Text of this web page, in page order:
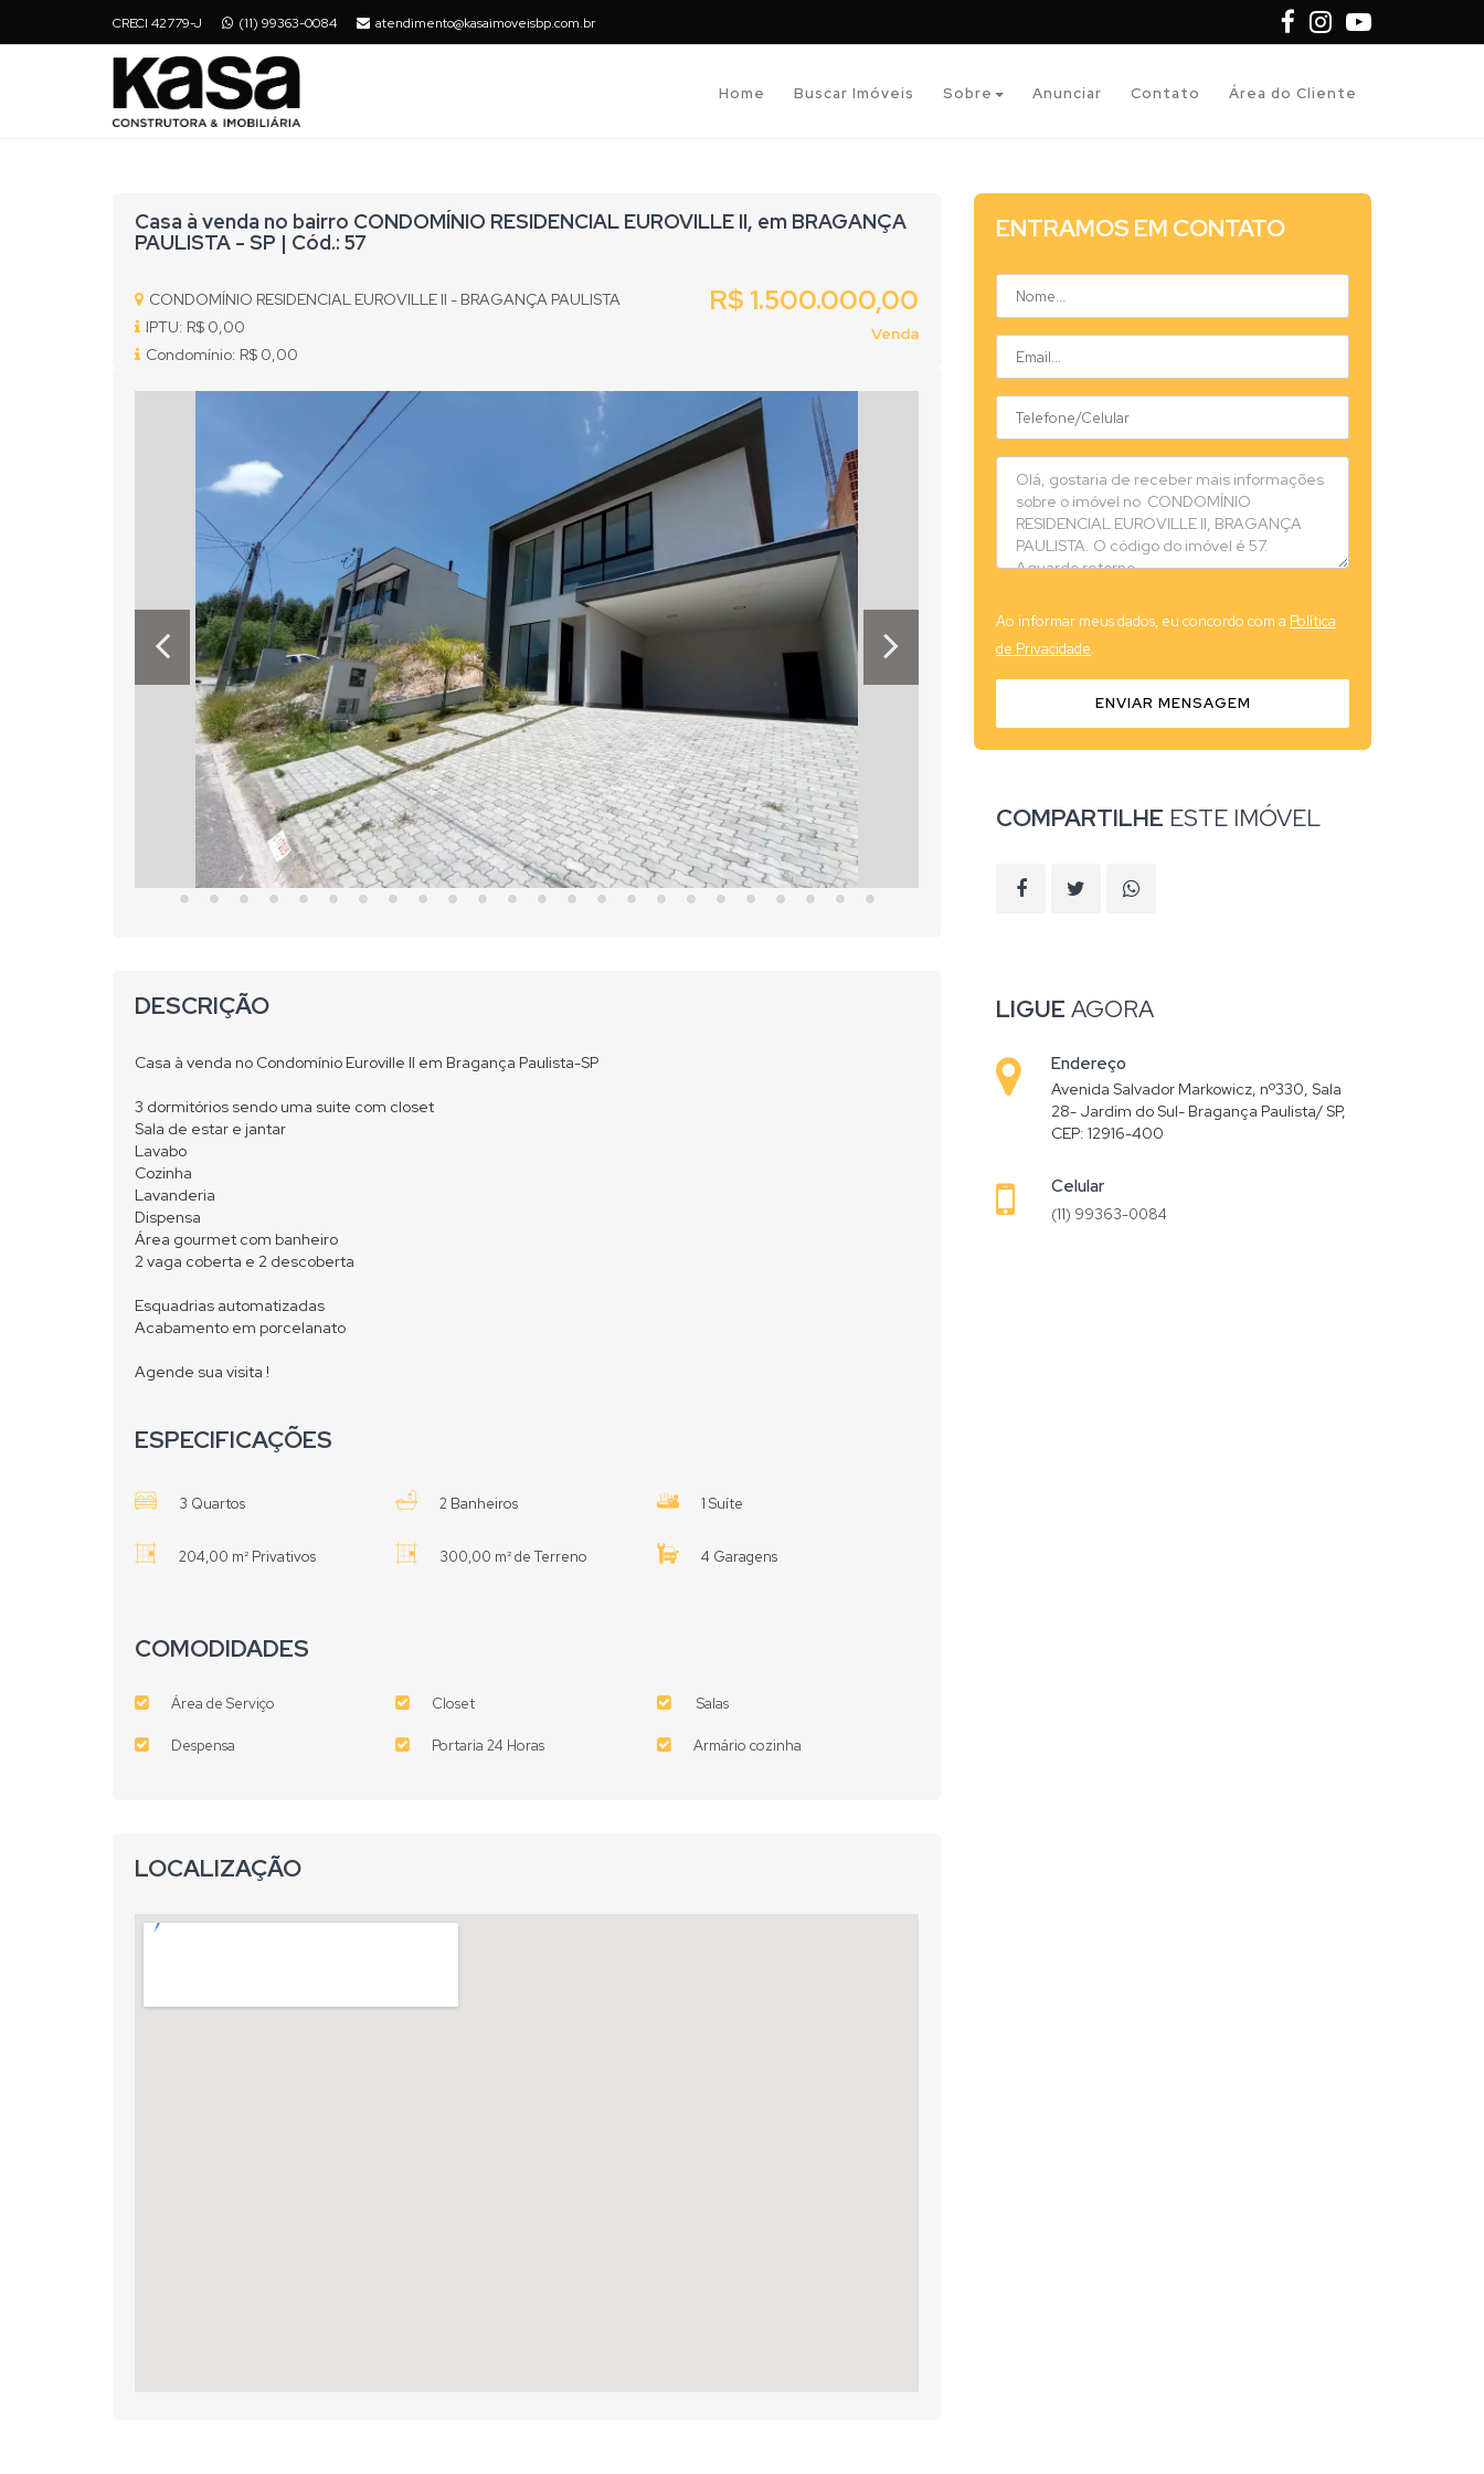
CRECI 42779-J (11) 99363-0084 atendimento@kasaimoveisbp.com.br
Home Buscar Imóveis Sobre Anunciar Contato Área do Cliente
Casa à venda no bairro CONDOMÍNIO RESIDENCIAL EUROVILLE II, em BRAGANÇA
PAULISTA - SP | Cód.: 57
CONDOMÍNIO RESIDENCIAL EUROVILLE II - BRAGANÇA PAULISTA
IPTU: R$ 0,00
Condomínio: R$ 0,00
R$ 1.500.000,00
Venda
DESCRIÇÃO
Casa à venda no Condomínio Euroville II em Bragança Paulista-SP
3 dormitórios sendo uma suite com closet
Sala de estar e jantar
Lavabo
Cozinha
Lavanderia
Dispensa
Área gourmet com banheiro
2 vaga coberta e 2 descoberta
Esquadrias automatizadas
Acabamento em porcelanato
Agende sua visita !
ESPECIFICAÇÕES
3 Quartos 2 Banheiros 1 Suíte
204,00 m² Privativos 300,00 m² de Terreno 4 Garagens
COMODIDADES
Área de Serviço Closet Salas
Despensa Portaria 24 Horas Armário cozinha
LOCALIZAÇÃO
ENTRAMOS EM CONTATO
Ao informar meus dados, eu concordo com a Política
de Privacidade.
ENVIAR MENSAGEM
COMPARTILHE ESTE IMÓVEL
LIGUE AGORA
Endereço
Avenida Salvador Markowicz, nº330, Sala
28- Jardim do Sul- Bragança Paulista/ SP,
CEP: 12916-400
Celular
(11) 99363-0084